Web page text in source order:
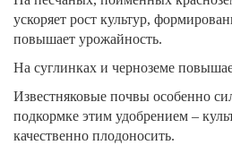
ускоряет рост культур,
повышает урожайность.
На суглинках и черноземе
Известняковые почвы особенно
подкормке этим удобрением –
качественно плодоносить.